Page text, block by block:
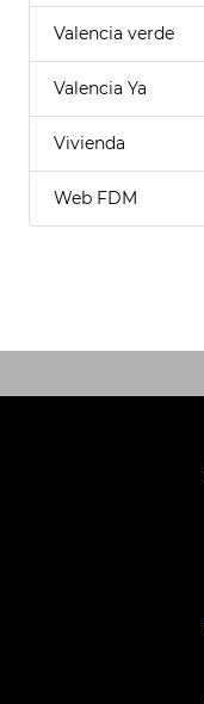
Valencia verde
Valencia Ya
Vivienda
Web FDM